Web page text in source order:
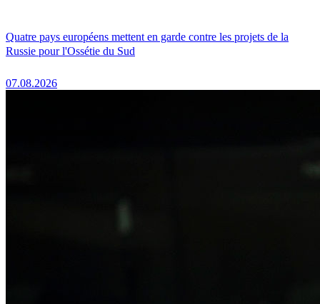
Quatre pays européens mettent en garde contre les projets de la
Russie pour l'Ossétie du Sud
07.08.2026